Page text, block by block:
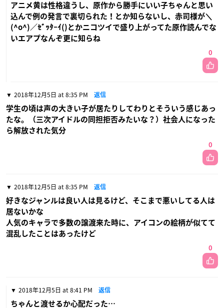
アニメ黄は性格違うし、原作から勝手にいい子ちゃんと思い
込んで例の発言で裏切られた！とか知らないし、赤司様が＼
(^o^)／ｾﾞｯﾀｰｲ()とかニコツイで盛り上がってた原作読んでな
いエアプなんぞ更に知らね
0
2018年12月5日 at 8:35 PM 返信
学生の頃は声の大きい子が居たりしてわりとそういう感じあっ
たな。（三次アイドルの同担拒否みたいな？）社会人になった
ら解放された気分
0
2018年12月5日 at 8:35 PM 返信
好きなジャンルは良い人は見るけど、そこまで悪いしてる人は
居ないかな
人気のキャラで多数の譲渡来た時に、アイコンの絵柄が似てて
混乱したことはあったけど
0
2018年12月5日 at 8:41 PM 返信
ちゃんと渡せるか心配だった…